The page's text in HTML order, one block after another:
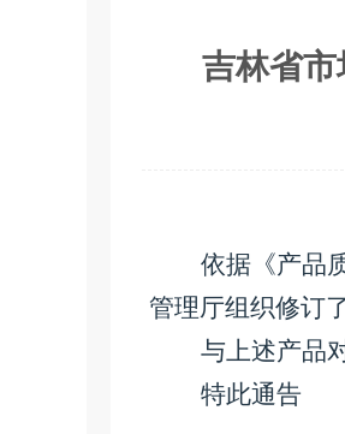
吉林省市
依据《产品
管理厅组织修订
与上述产品
特此通告